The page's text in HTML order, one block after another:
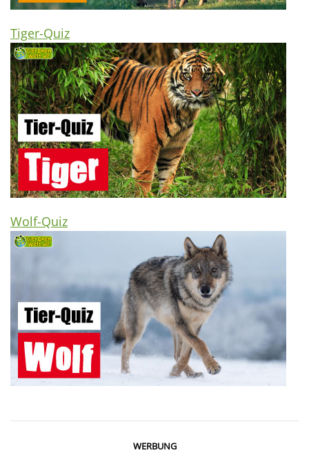
Tiger-Quiz
Wolf-Quiz
WERBUNG